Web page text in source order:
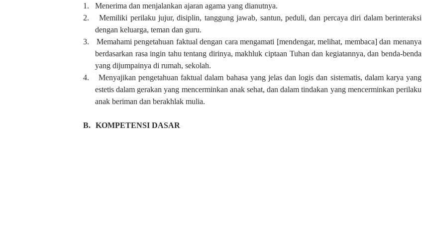
1.
Menerima dan menjalankan ajaran agama yang dianutnya.
2.
Memiliki perilaku jujur, disiplin, tanggung jawab, santun, peduli, dan percaya diri dalam berinteraksi
dengan keluarga, teman dan guru.
3.
Memahami pengetahuan faktual dengan cara mengamati [mendengar, melihat, membaca] dan menanya
berdasarkan rasa ingin tahu tentang dirinya, makhluk ciptaan Tuhan dan kegiatannya, dan benda-benda
yang dijumpainya di rumah, sekolah.
4.
Menyajikan pengetahuan faktual dalam bahasa yang jelas dan logis dan sistematis, dalam karya yang
estetis dalam gerakan yang mencerminkan anak sehat, dan dalam tindakan yang mencerminkan perilaku
anak beriman dan berakhlak mulia.
B. KOMPETENSI DASAR